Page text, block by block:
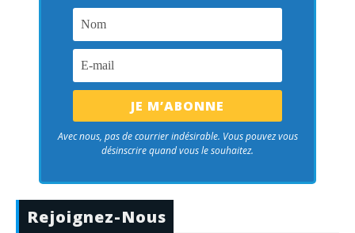
Avec nous, pas de courrier indésirable. Vous pouvez vous
désinscrire quand vous le souhaitez.
Rejoignez-Nous